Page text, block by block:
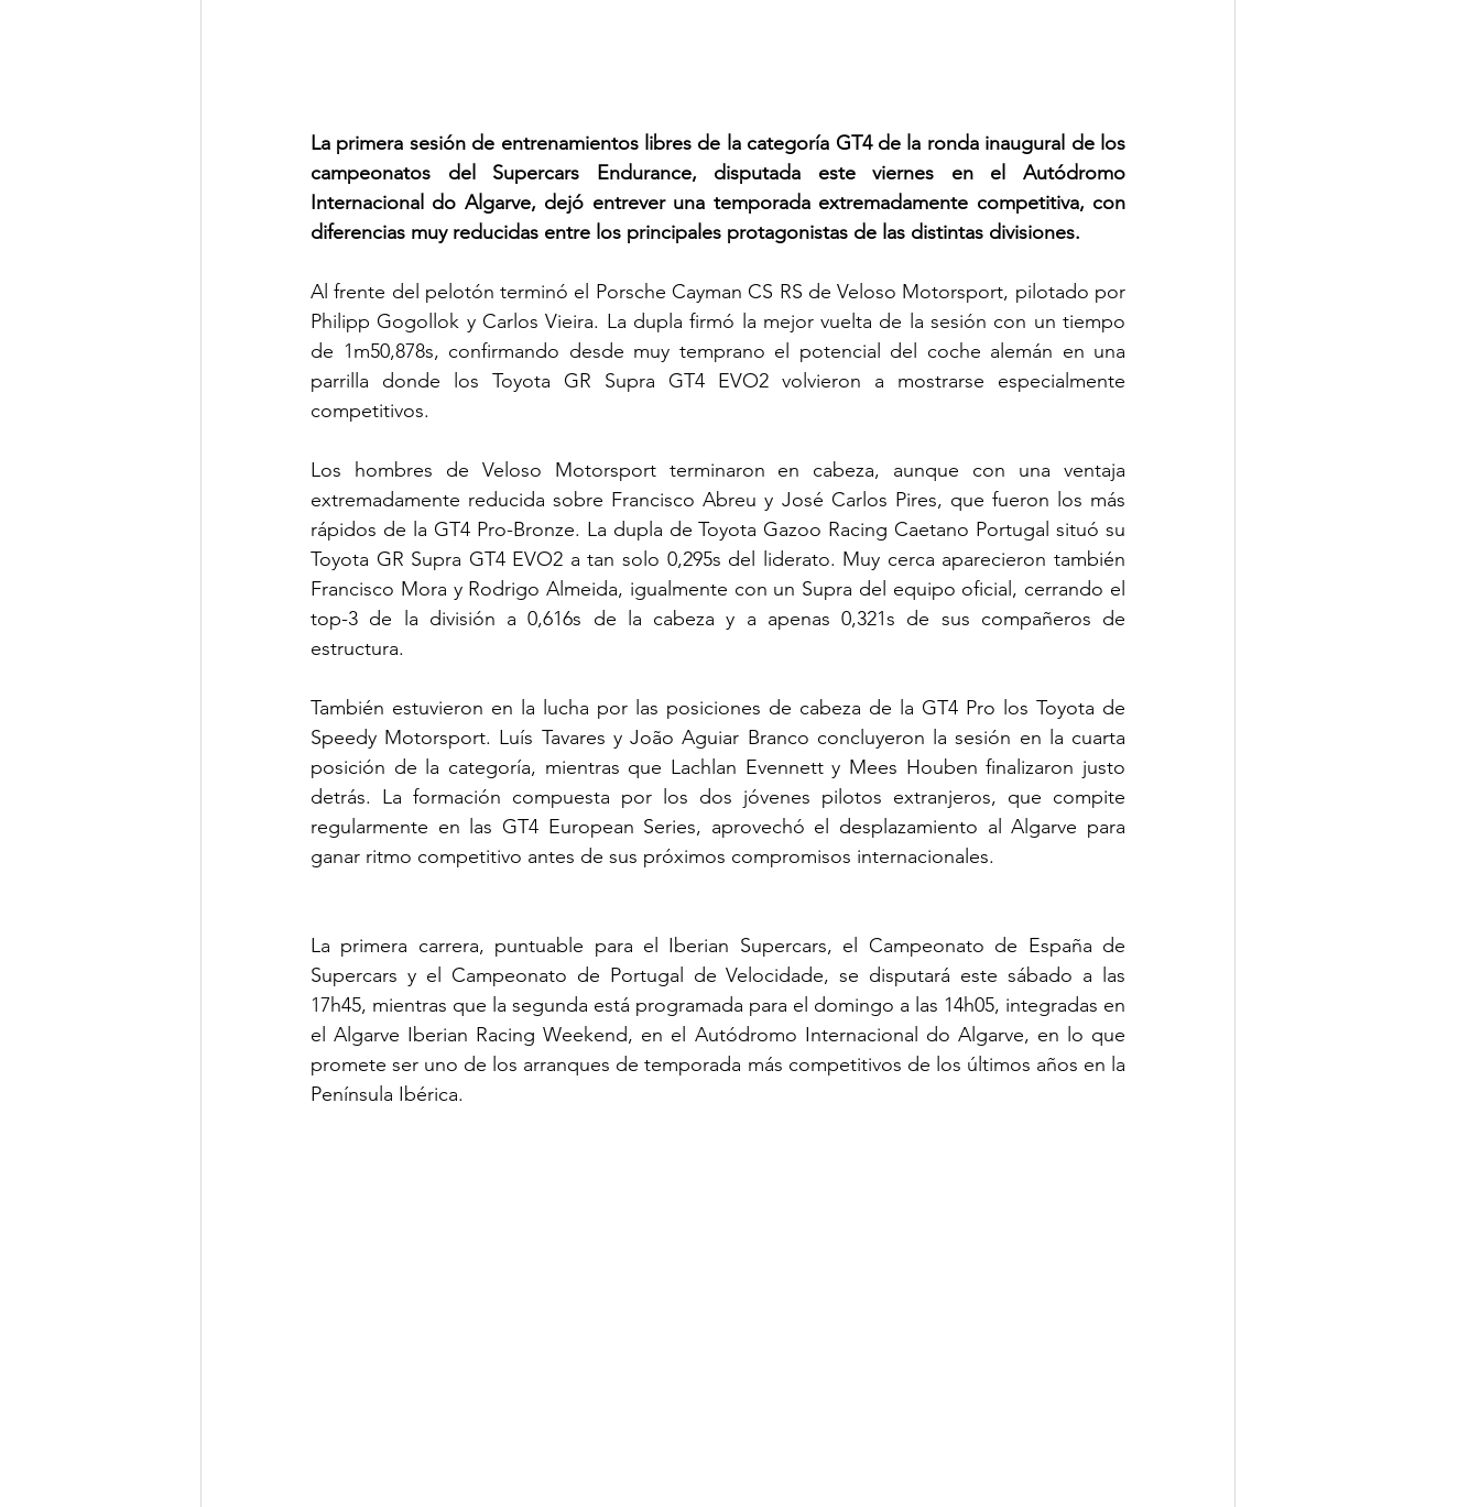
La primera sesión de entrenamientos libres de la categoría GT4 de la ronda inaugural de los
campeonatos del Supercars Endurance, disputada este viernes en el Autódromo
Internacional do Algarve, dejó entrever una temporada extremadamente competitiva, con
diferencias muy reducidas entre los principales protagonistas de las distintas divisiones.
Al frente del pelotón terminó el Porsche Cayman CS RS de Veloso Motorsport, pilotado por
Philipp Gogollok y Carlos Vieira. La dupla firmó la mejor vuelta de la sesión con un tiempo
de 1m50,878s, confirmando desde muy temprano el potencial del coche alemán en una
parrilla donde los Toyota GR Supra GT4 EVO2 volvieron a mostrarse especialmente
competitivos.
Los hombres de Veloso Motorsport terminaron en cabeza, aunque con una ventaja
extremadamente reducida sobre Francisco Abreu y José Carlos Pires, que fueron los más
rápidos de la GT4 Pro-Bronze. La dupla de Toyota Gazoo Racing Caetano Portugal situó su
Toyota GR Supra GT4 EVO2 a tan solo 0,295s del liderato. Muy cerca aparecieron también
Francisco Mora y Rodrigo Almeida, igualmente con un Supra del equipo oficial, cerrando el
top-3 de la división a 0,616s de la cabeza y a apenas 0,321s de sus compañeros de
estructura.
También estuvieron en la lucha por las posiciones de cabeza de la GT4 Pro los Toyota de
Speedy Motorsport. Luís Tavares y João Aguiar Branco concluyeron la sesión en la cuarta
posición de la categoría, mientras que Lachlan Evennett y Mees Houben finalizaron justo
detrás. La formación compuesta por los dos jóvenes pilotos extranjeros, que compite
regularmente en las GT4 European Series, aprovechó el desplazamiento al Algarve para
ganar ritmo competitivo antes de sus próximos compromisos internacionales.
La primera carrera, puntuable para el Iberian Supercars, el Campeonato de España de
Supercars y el Campeonato de Portugal de Velocidade, se disputará este sábado a las
17h45, mientras que la segunda está programada para el domingo a las 14h05, integradas en
el Algarve Iberian Racing Weekend, en el Autódromo Internacional do Algarve, en lo que
promete ser uno de los arranques de temporada más competitivos de los últimos años en la
Península Ibérica.